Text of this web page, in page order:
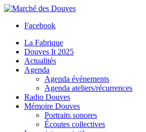
Facebook
La Fabrique
Douves It 2025
Actualités
Agenda
Agenda événements
Agenda ateliers/récurrences
Radio Douves
Mémoire Douves
Portraits sonores
Écoutes collectives